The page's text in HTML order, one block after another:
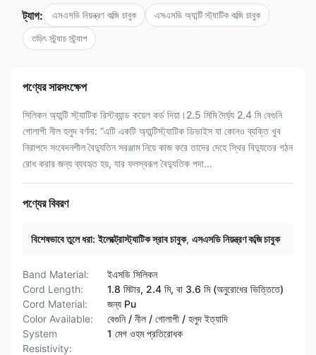
ট্যাগ: এসএসডি নিয়ন্ত্রণ কব্জি চাবুক এসএসডি অ্যান্টি স্ট্যাটিক কব্জি চাবুক
তড়িৎ স্ট্র্যাচ স্ট্র্যাপ
পণ্যের সারসংক্ষেপ
সিলিকন অ্যান্টি স্ট্যাটিক রিস্টব্যান্ড কয়েল কর্ড দিয়া।2.5 মিমি দৈর্ঘ্য 2.4 মি বেগুনি
গোলাপী নীল হলুদ বর্ণনা: “এটি একটি অ্যান্টিস্ট্যাটিক ডিভাইস যা কোনও ব্যক্তি খুব
নিরাপদে সংবেদনশীল বৈদ্যুতিন সরঞ্জাম নিয়ে কাজ করে তাদের দেহে স্থির বিদ্যুতের গঠন
রোধ করার জন্য ব্যবহৃত হয়, যার ফলস্বরূপ বৈদ্যুতিক পদা...
পণ্যের বিবরণ
বিশেষভাবে তুলে ধরা: ইলেক্ট্রোস্ট্যাটিক স্রাব চাবুক, এসএসডি নিয়ন্ত্রণ কব্জি চাবুক
Band Material:
ইএসডি সিলিকন
Cord Length:
1.8 মিটার, 2.4 মি, বা 3.6 মি (অনুরোধের ভিত্তিতে)
Cord Material:
জন্য Pu
Color Available:
বেগুনি / নীল / গোলাপী / হলুদ ইত্যাদি
System
Resistivity:
1 মেগ ওহম প্রতিরোধক